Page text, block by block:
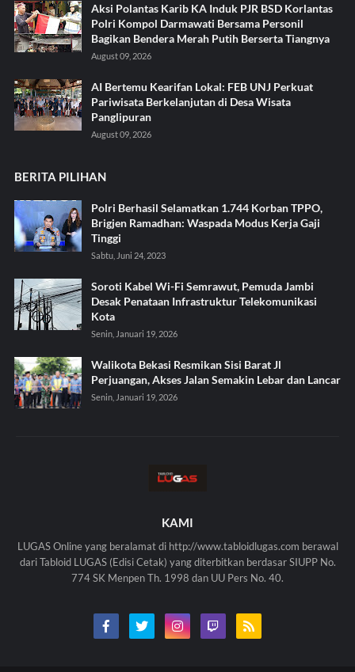
Aksi Polantas Karib KA Induk PJR BSD Korlantas
Polri Kompol Darmawati Bersama Personil
Bagikan Bendera Merah Putih Berserta Tiangnya
August 09, 2026
AI Bertemu Kearifan Lokal: FEB UNJ Perkuat
Pariwisata Berkelanjutan di Desa Wisata
Panglipuran
August 09, 2026
BERITA PILIHAN
Polri Berhasil Selamatkan 1.744 Korban TPPO,
Brigjen Ramadhan: Waspada Modus Kerja Gaji
Tinggi
Sabtu, Juni 24, 2023
Soroti Kabel Wi-Fi Semrawut, Pemuda Jambi
Desak Penataan Infrastruktur Telekomunikasi
Kota
Senin, Januari 19, 2026
Walikota Bekasi Resmikan Sisi Barat Jl
Perjuangan, Akses Jalan Semakin Lebar dan Lancar
Senin, Januari 19, 2026
KAMI
LUGAS Online yang beralamat di http://www.tabloidlugas.com berawal
dari Tabloid LUGAS (Edisi Cetak) yang diterbitkan berdasar SIUPP No.
774 SK Menpen Th. 1998 dan UU Pers No. 40.